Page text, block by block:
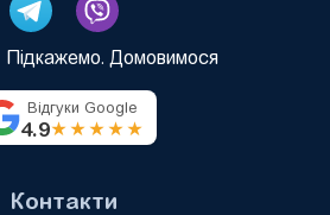
Домовимося
Відгуки Google
4.9★★★★★
Контакти